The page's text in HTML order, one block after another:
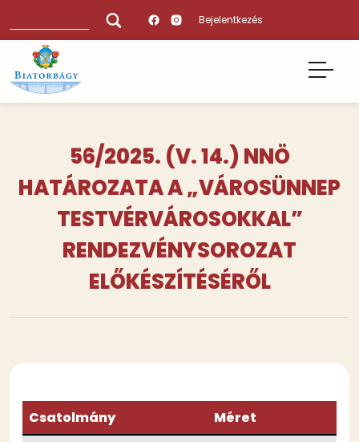
tartalomra
Bejelentkezés
56/2025. (V. 14.) NNÖ
HATÁROZATA A „VÁROSÜNNEP
TESTVÉRVÁROSOKKAL”
RENDEZVÉNYSOROZAT
ELŐKÉSZÍTÉSÉRŐL
Csatolmány
Méret